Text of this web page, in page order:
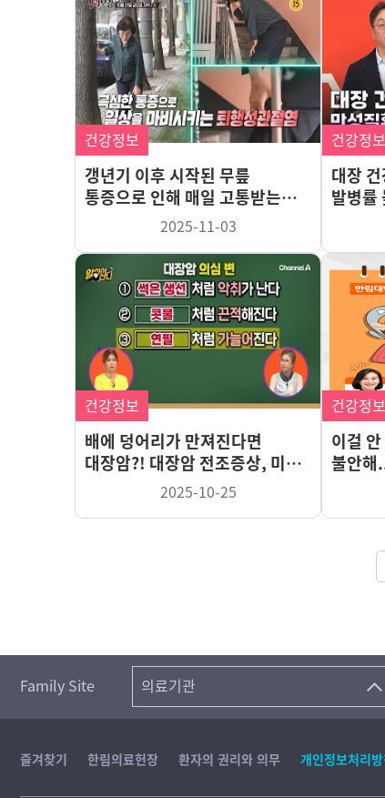
건강정보
갱년기 이후 시작된 무릎
통증으로 인해 매일 고통받는
2025-11-03
건강정보
대장
발병률
건강정보
배에 덩어리가 만져진다면
대장암?! 대장암 전조증상, 미리
알고 예방하자!2025-10-25
건강정보
이걸 안
불안해
Family Site 의료기관
즐겨찾기 한림의료헌장 환자의 권리와 의무 개인정보처리방